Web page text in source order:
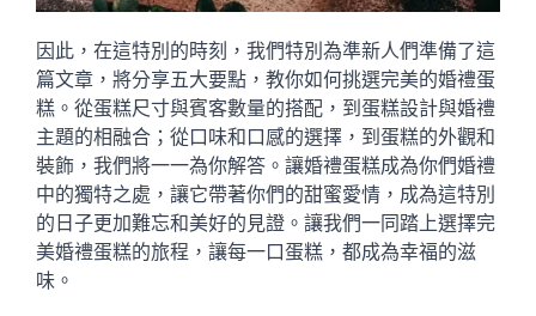
因此，在這特別的時刻，我們特別為準新人們準備了這
篇文章，將分享五大要點，教你如何挑選完美的婚禮蛋
糕。從蛋糕尺寸與賓客數量的搭配，到蛋糕設計與婚禮
主題的相融合；從口味和口感的選擇，到蛋糕的外觀和
裝飾，我們將一一為你解答。讓婚禮蛋糕成為你們婚禮
中的獨特之處，讓它帶著你們的甜蜜愛情，成為這特別
的日子更加難忘和美好的見證。讓我們一同踏上選擇完
美婚禮蛋糕的旅程，讓每一口蛋糕，都成為幸福的滋
味。